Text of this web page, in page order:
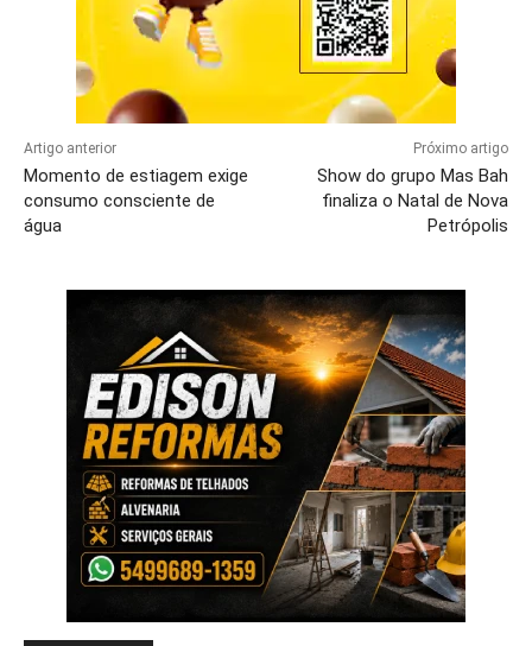
Artigo anterior
Momento de estiagem exige
consumo consciente de
água
Próximo artigo
Show do grupo Mas Bah
finaliza o Natal de Nova
Petrópolis